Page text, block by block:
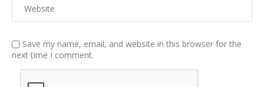
Save my name, email, and website in this browser for the
next time I comment.